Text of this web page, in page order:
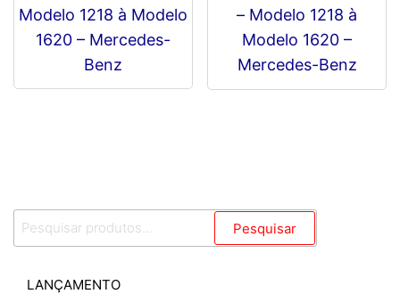
Modelo 1218 à Modelo
1620 – Mercedes-
Benz
– Modelo 1218 à
Modelo 1620 –
Mercedes-Benz
Pesquisar
Pesquisar
LANÇAMENTO